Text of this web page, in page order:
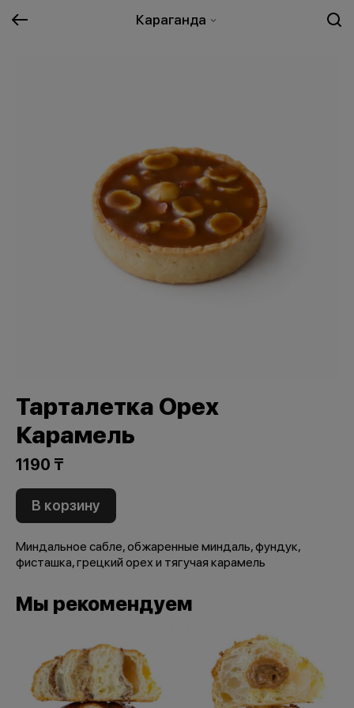
Караганда
Тарталетка Орех
Карамель
1190 ₸
В корзину
Миндальное сабле, обжаренные миндаль, фундук,
фисташка, грецкий орех и тягучая карамель
Мы рекомендуем